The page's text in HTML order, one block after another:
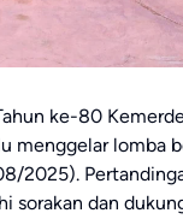
ke-80
menggelar lomba
2025).
sorakan dan